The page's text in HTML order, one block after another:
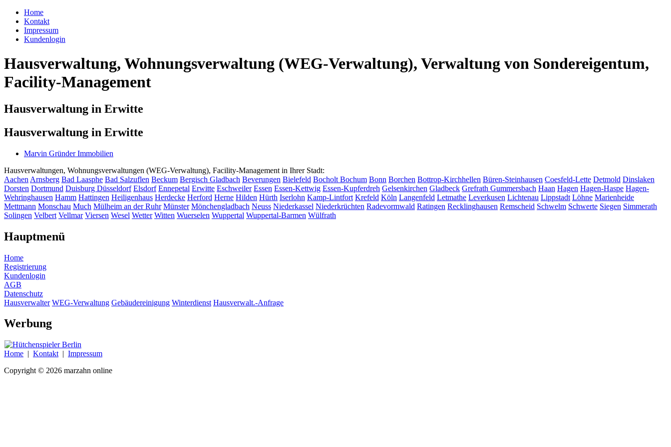
Home
Kontakt
Impressum
Kundenlogin
Hausverwaltung, Wohnungsverwaltung (WEG-Verwaltung), Verwaltung von Sondereigentum,
Facility-Management
Hausverwaltung in Erwitte
Hausverwaltung in Erwitte
Marvin Gründer Immobilien
Hausverwaltungen, Wohnungsverwaltungen (WEG-Verwaltung), Facility-Management in Ihrer Stadt:
Aachen Arnsberg Bad Laasphe Bad Salzuflen Beckum Bergisch Gladbach Beverungen Bielefeld Bocholt Bochum Bonn Borchen Bottrop-Kirchhellen Büren-Steinhausen Coesfeld-Lette Detmold Dinslaken
Dorsten Dortmund Duisburg Düsseldorf Elsdorf Ennepetal Erwitte Eschweiler Essen Essen-Kettwig Essen-Kupferdreh Gelsenkirchen Gladbeck Grefrath Gummersbach Haan Hagen Hagen-Haspe Hagen-
Wehringhausen Hamm Hattingen Heiligenhaus Herdecke Herford Herne Hilden Hürth Iserlohn Kamp-Lintfort Krefeld Köln Langenfeld Letmathe Leverkusen Lichtenau Lippstadt Löhne Marienheide
Mettmann Monschau Much Mülheim an der Ruhr Münster Mönchengladbach Neuss Niederkassel Niederkrüchten Radevormwald Ratingen Recklinghausen Remscheid Schwelm Schwerte Siegen Simmerath
Solingen Velbert Vellmar Viersen Wesel Wetter Witten Wuerselen Wuppertal Wuppertal-Barmen Wülfrath
Hauptmenü
Home
Registrierung
Kundenlogin
AGB
Datenschutz
Hausverwalter WEG-Verwaltung Gebäudereinigung Winterdienst Hausverwalt.-Anfrage
Werbung
Home | Kontakt | Impressum
Copyright © 2026 marzahn online